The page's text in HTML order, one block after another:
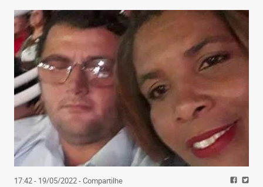
17:42 - 19/05/2022- Compartilhe